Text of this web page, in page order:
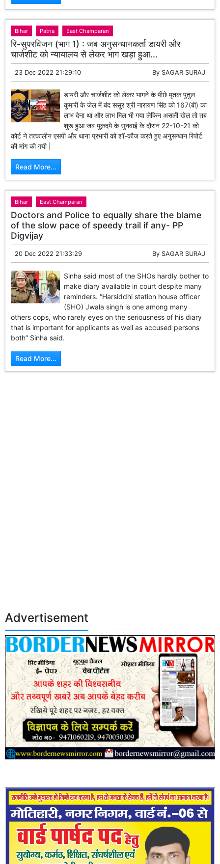
Bihar Patna East Champaran
रि-सुपरविजन (भाग 1) : जब अनुसन्धानकर्ता डायरी और
चार्जशीट को न्यायालय से लेकर भाग खड़ा हुआ...
23 Dec 2022 21:29:10 By SAGAR SURAJ
डायरी और चार्जशीट को लेकर भागने के पीछे मृतक पुतुल
कुमारी के जेल में बंद ससुर श्री नारायण सिंह को 167(बी) का
लाभ देना था और लाभ मिल भी गया लेकिन असली खेल तो तब
शुरू हुआ जब मुक़दमे के सुनवाई के दौरान 22-10-21 को
कोर्ट ने तत्कालीन एसपी और थाना प्रभारी को शॉ-कौज करते हुए अनुसन्धान रिपोर्ट
की मांग की गयी |
Read More...
Bihar East Champaran
Doctors and Police to equally share the blame
of the slow pace of speedy trail if any- PP
Digvijay
20 Dec 2022 21:33:29 By SAGAR SURAJ
Sinha said most of the SHOs hardly bother to
make diary available in court despite many
reminders. “Harsiddhi station house officer
(SHO) Jwala singh is one among many
others cops, who rarely eyes on the seriousness of his diary
that is important for applicants as well as accused persons
both” Sinha said.
Read More...
Advertisement